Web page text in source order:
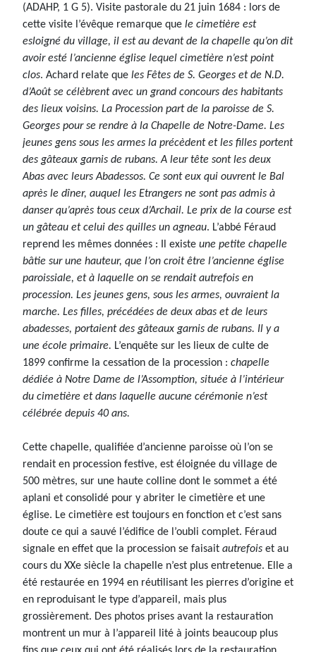
(ADAHP, 1 G 5). Visite pastorale du 21 juin 1684 : lors de
cette visite l’évêque remarque que le cimetière est
esloigné du village, il est au devant de la chapelle qu’on dit
avoir esté l’ancienne église lequel cimetière n’est point
clos. Achard relate que les Fêtes de S. Georges et de N.D.
d’Août se célèbrent avec un grand concours des habitants
des lieux voisins. La Procession part de la paroisse de S.
Georges pour se rendre à la Chapelle de Notre-Dame. Les
jeunes gens sous les armes la précèdent et les filles portent
des gâteaux garnis de rubans. A leur tête sont les deux
Abas avec leurs Abadessos. Ce sont eux qui ouvrent le Bal
après le dîner, auquel les Etrangers ne sont pas admis à
danser qu’après tous ceux d’Archail. Le prix de la course est
un gâteau et celui des quilles un agneau. L’abbé Féraud
reprend les mêmes données : Il existe une petite chapelle
bâtie sur une hauteur, que l’on croit être l’ancienne église
paroissiale, et à laquelle on se rendait autrefois en
procession. Les jeunes gens, sous les armes, ouvraient la
marche. Les filles, précédées de deux abas et de leurs
abadesses, portaient des gâteaux garnis de rubans. Il y a
une école primaire. L’enquête sur les lieux de culte de
1899 confirme la cessation de la procession : chapelle
dédiée à Notre Dame de l’Assomption, située à l’intérieur
du cimetière et dans laquelle aucune cérémonie n’est
célébrée depuis 40 ans.
Cette chapelle, qualifiée d’ancienne paroisse où l’on se
rendait en procession festive, est éloignée du village de
500 mètres, sur une haute colline dont le sommet a été
aplani et consolidé pour y abriter le cimetière et une
église. Le cimetière est toujours en fonction et c’est sans
doute ce qui a sauvé l’édifice de l’oubli complet. Féraud
signale en effet que la procession se faisait autrefois et au
cours du XXe siècle la chapelle n’est plus entretenue. Elle a
été restaurée en 1994 en réutilisant les pierres d’origine et
en reproduisant le type d’appareil, mais plus
grossièrement. Des photos prises avant la restauration
montrent un mur à l’appareil lité à joints beaucoup plus